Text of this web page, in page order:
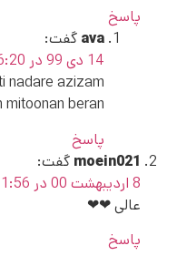
پاسخ
ava گفت:
14 دی 99 در 16:20
nadare azizam
beran.
پاسخ
moein021 گفت:
8 اردیبهشت 00 در 11:56
عالی ❤❤
پاسخ